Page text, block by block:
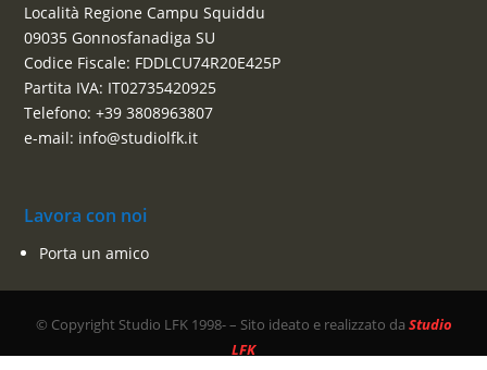
Località Regione Campu Squiddu
09035 Gonnosfanadiga SU
Codice Fiscale: FDDLCU74R20E425P
Partita IVA: IT02735420925
Telefono: +39 3808963807
e-mail: info@studiolfk.it
Lavora con noi
Porta un amico
© Copyright Studio LFK 1998-– Sito ideato e realizzato da Studio
LFK